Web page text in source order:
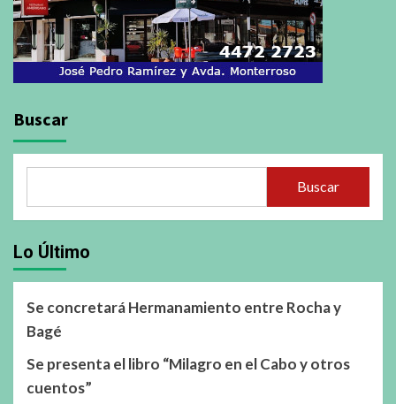
Buscar
Buscar
Lo Último
Se concretará Hermanamiento entre Rocha y
Bagé
Se presenta el libro “Milagro en el Cabo y otros
cuentos”